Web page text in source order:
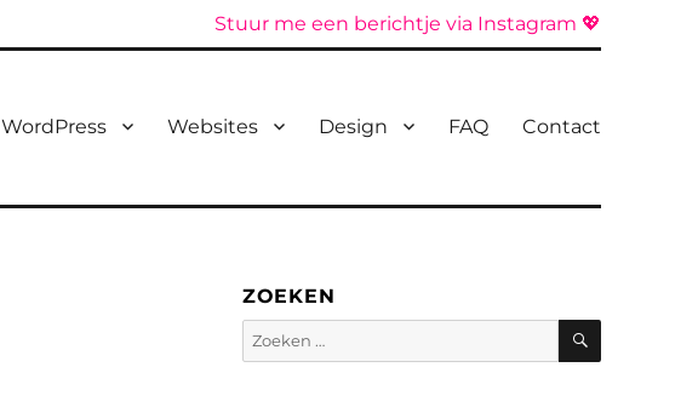
Stuur me een berichtje via Instagram 💖
WordPress Websites Design FAQ Contact
ZOEKEN
Zoeken
naar:
Zoeken